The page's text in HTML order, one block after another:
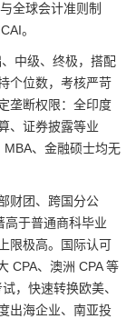
全球会计准则制
。
中级、终极，搭配
个位数，考核严苛
垄断权限：全印度
、证券披露等业
、金融硕士均无
财团、跨国分公
高于普通商科毕业
限极高。国际认可
CPA、澳洲 CPA 等
，快速转换欧美、
出海企业、南亚投